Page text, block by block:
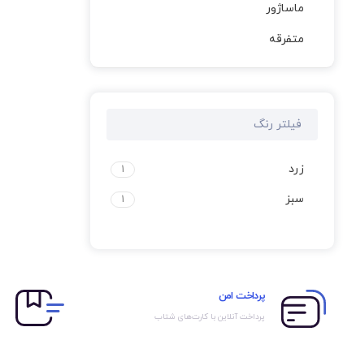
ماساژور
متفرقه
فیلتر رنگ
زرد 1
سبز 1
پرداخت امن
پرداخت آنلاین با کارت‌های شتاب